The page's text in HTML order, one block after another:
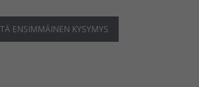
ENSIMMÄINEN KYSYMYS